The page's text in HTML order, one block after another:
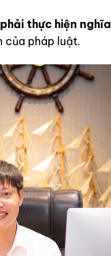
phải thực hiện nghĩa
của pháp luật.